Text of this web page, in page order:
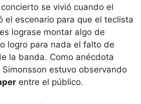
se vivió cuando el
el escenario para que el teclista
lograse montar algo de
logro para nada el falto de
la banda. Como anécdota
Simonsson estuvo observando
entre el público.